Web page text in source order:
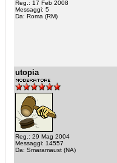
Reg.: 17 Feb 2008
Messaggi: 5
Da: Roma (RM)
utopia
Reg.: 29 Mag 2004
Messaggi: 14557
Da: Smaramaust (NA)